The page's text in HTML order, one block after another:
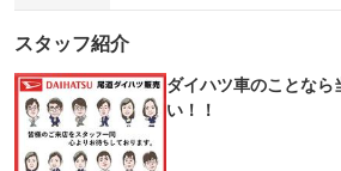
スタッフ紹介
ダイハツ車のことなら
い！！